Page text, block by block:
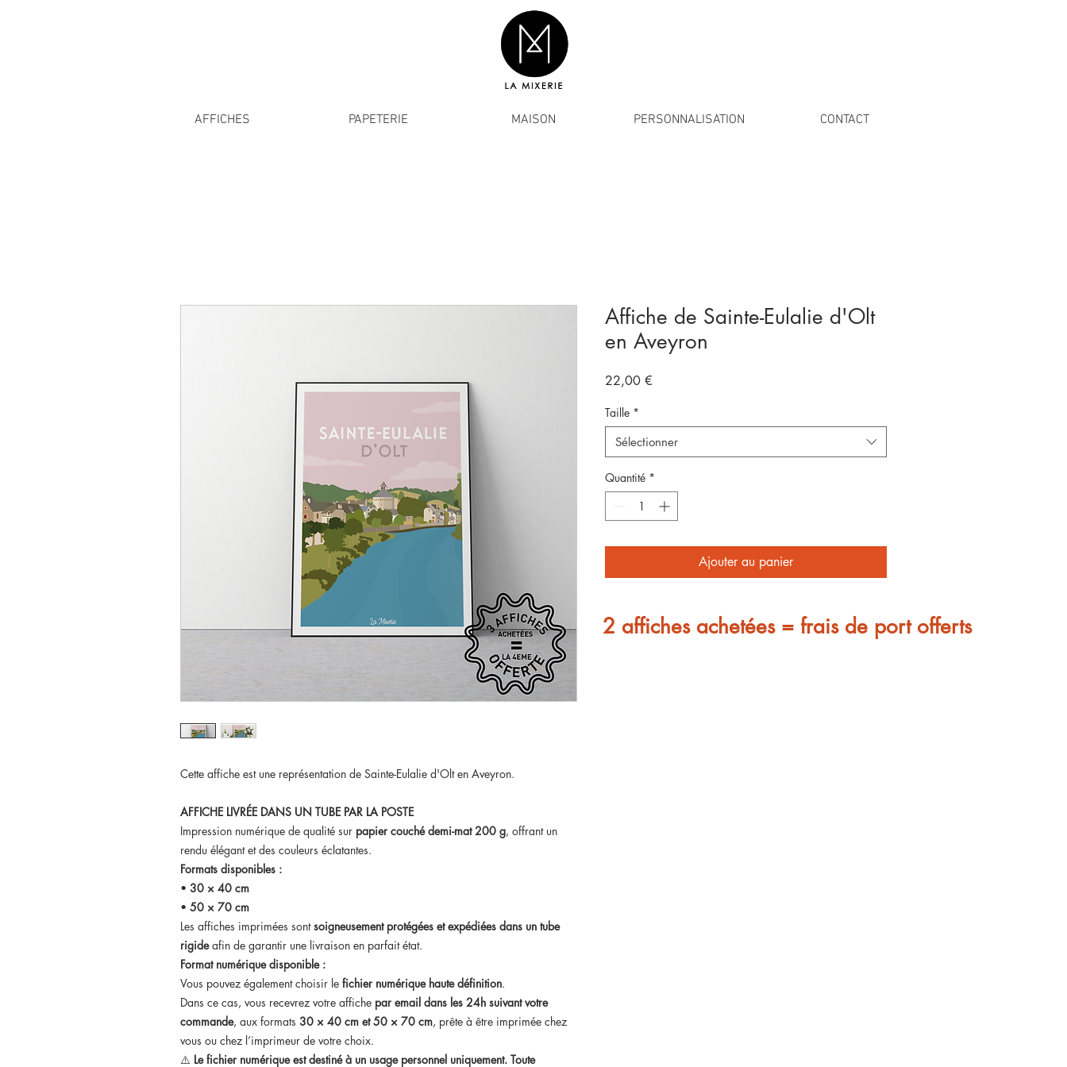
AFFICHES PAPETERIE MAISON PERSONNALISATION CONTACT
Cette affiche est une représentation de Sainte-Eulalie d'Olt en Aveyron.
AFFICHE LIVRÉE DANS UN TUBE PAR LA POSTE
Impression numérique de qualité sur papier couché demi-mat 200 g, offrant un
rendu élégant et des couleurs éclatantes.
Formats disponibles :
• 30 × 40 cm
• 50 × 70 cm
Les affiches imprimées sontsoigneusement protégées et expédiées dans un tube
rigideafin de garantir une livraison en parfait état.
Format numérique disponible :
Vous pouvez également choisir le fichier numérique haute définition.
Dans ce cas, vous recevrez votre affiche par email dans les 24h suivant votre
commande, aux formats 30 × 40 cm et 50 × 70 cm, prête à être imprimée chez
vous ou chez l’imprimeur de votre choix.
⚠️ Le fichier numérique est destiné à un usage personnel uniquement. Toute
Affiche de Sainte-Eulalie d'Olt
en Aveyron
22,00 €
Taille *
Sélectionner
Quantité *
Ajouter au panier
2 affiches achetées = frais de port offerts